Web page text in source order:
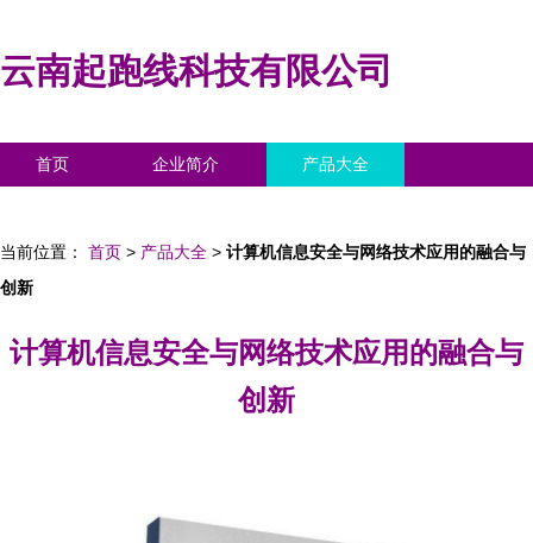
云南起跑线科技有限公司
首页 企业简介 产品大全
当前位置： 首页 > 产品大全 > 计算机信息安全与网络技术应用的融合与
创新
计算机信息安全与网络技术应用的融合与
创新